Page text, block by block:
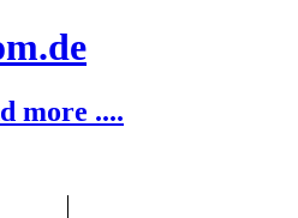
more ....